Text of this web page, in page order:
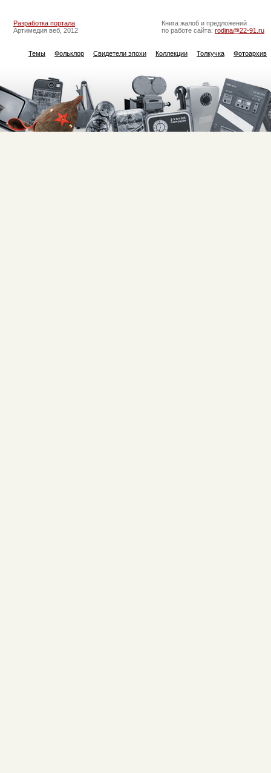
Разработка портала
Артимедия веб, 2012
Книга жалоб и предложений
по работе сайта: rodina@22-91.ru
Темы Фольклор Свидетели эпохи Коллекции Толкучка Фотоархив